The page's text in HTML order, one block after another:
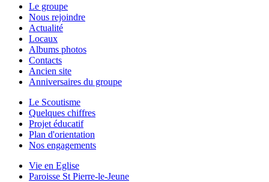
Le groupe
Nous rejoindre
Actualité
Locaux
Albums photos
Contacts
Ancien site
Anniversaires du groupe
Le Scoutisme
Quelques chiffres
Projet éducatif
Plan d'orientation
Nos engagements
Vie en Eglise
Paroisse St Pierre-le-Jeune